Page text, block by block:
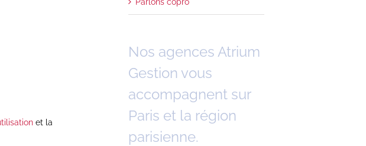
et la
Nos agences Atrium
Gestion vous
accompagnent sur
Paris et la région
parisienne.